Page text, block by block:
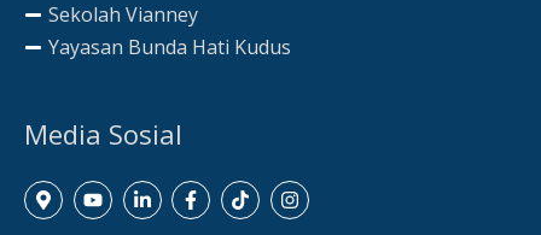
Sekolah Vianney
Yayasan Bunda Hati Kudus
Media Sosial